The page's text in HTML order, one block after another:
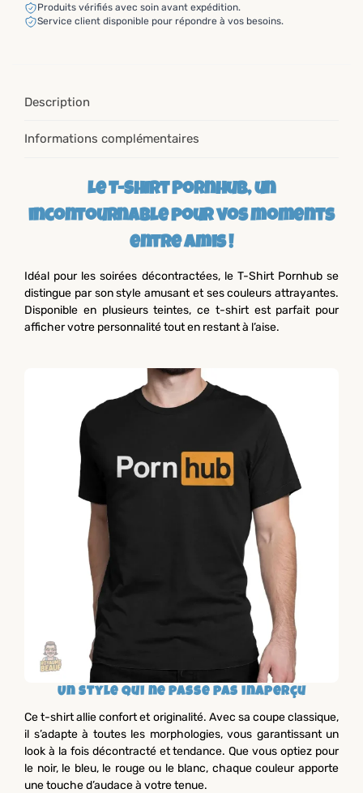
Produits vérifiés avec soin avant expédition.
Service client disponible pour répondre à vos besoins.
Description
Informations complémentaires
Le T-Shirt Pornhub, un
incontournable pour vos moments
entre amis !
Idéal pour les soirées décontractées, le T-Shirt Pornhub se
distingue par son style amusant et ses couleurs attrayantes.
Disponible en plusieurs teintes, ce t-shirt est parfait pour
afficher votre personnalité tout en restant à l’aise.
Un style qui ne passe pas inaperçu
Ce t-shirt allie confort et originalité. Avec sa coupe classique,
il s’adapte à toutes les morphologies, vous garantissant un
look à la fois décontracté et tendance. Que vous optiez pour
le noir, le bleu, le rouge ou le blanc, chaque couleur apporte
une touche d’audace à votre tenue.